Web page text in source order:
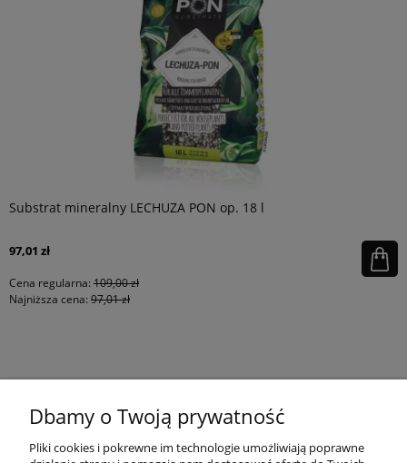
Substrat mineralny LECHUZA PON op. 18 l
97,01 zł
Cena regularna: 109,00 zł
Najniższa cena: 97,01 zł
MOJE KONTO
Dbamy o Twoją prywatność
Pliki cookies i pokrewne im technologie umożliwiają poprawne